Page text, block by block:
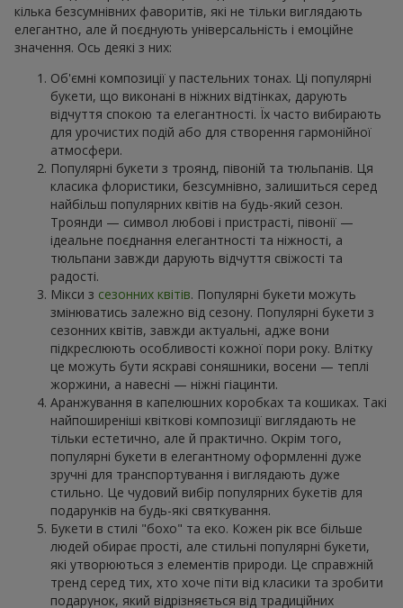
кілька безсумнівних фаворитів, які не тільки виглядають
елегантно, але й поєднують універсальність і емоційне
значення. Ось деякі з них:
Об'ємні композиції у пастельних тонах. Ці популярні
букети, що виконані в ніжних відтінках, дарують
відчуття спокою та елегантності. Їх часто вибирають
для урочистих подій або для створення гармонійної
атмосфери.
Популярні букети з троянд, півоній та тюльпанів. Ця
класика флористики, безсумнівно, залишиться серед
найбільш популярних квітів на будь-який сезон.
Троянди — символ любові і пристрасті, півонії —
ідеальне поєднання елегантності та ніжності, а
тюльпани завжди дарують відчуття свіжості та
радості.
Мікси з сезонних квітів. Популярні букети можуть
змінюватись залежно від сезону. Популярні букети з
сезонних квітів, завжди актуальні, адже вони
підкреслюють особливості кожної пори року. Влітку
це можуть бути яскраві соняшники, восени — теплі
жоржини, а навесні — ніжні гіацинти.
Аранжування в капелюшних коробках та кошиках. Такі
найпоширеніші квіткові композиції виглядають не
тільки естетично, але й практично. Окрім того,
популярні букети в елегантному оформленні дуже
зручні для транспортування і виглядають дуже
стильно. Це чудовий вибір популярних букетів для
подарунків на будь-які святкування.
Букети в стилі "бохо" та еко. Кожен рік все більше
людей обирає прості, але стильні популярні букети,
які утворюються з елементів природи. Це справжній
тренд серед тих, хто хоче піти від класики та зробити
подарунок, який відрізняється від традиційних